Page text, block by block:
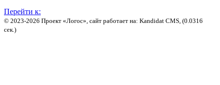
Перейти к:
© 2023-2026 Проект «Логос», сайт работает на: Kandidat CMS, (0.0316
сек.)